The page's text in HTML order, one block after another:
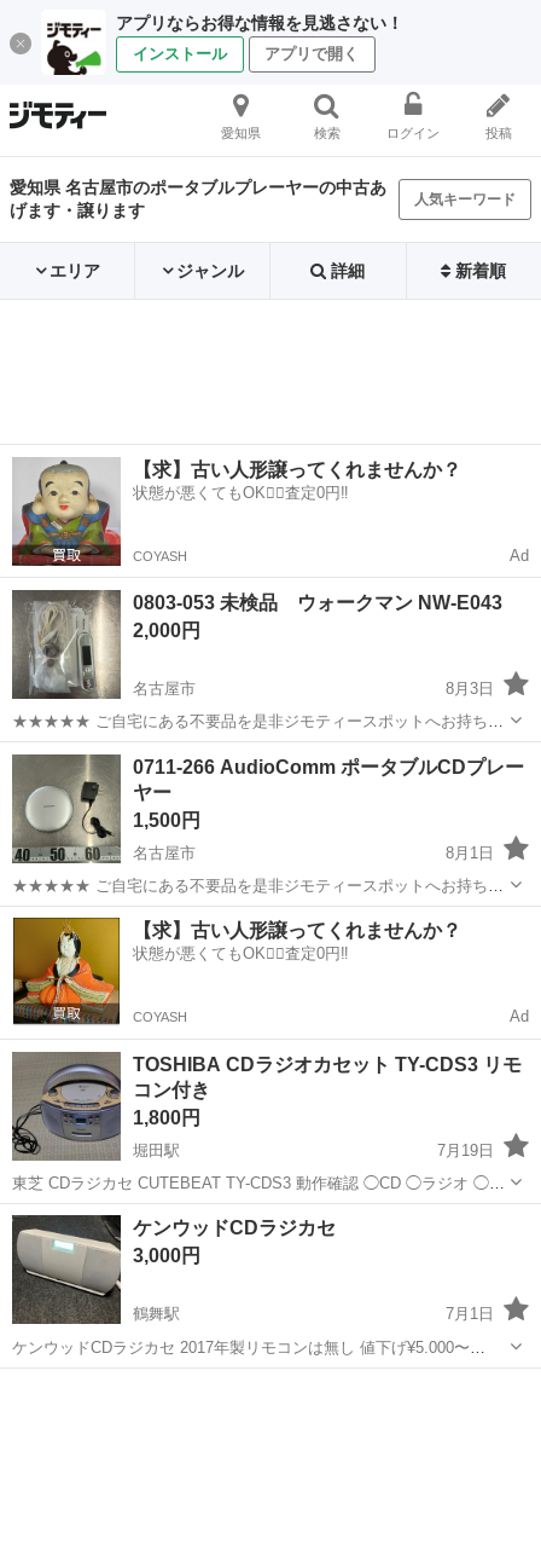
アプリならお得な情報を見逃さない！
インストール アプリで開く
愛知県 検索 ログイン 投稿
愛知県 名古屋市のポータブルプレーヤーの中古あ
げます・譲ります
人気キーワード
エリア ジャンル 詳細 新着順
【求】古い人形譲ってくれませんか？
状態が悪くてもOK🙆‍♀️査定0円‼️
COYASH Ad
0803-053 未検品 ウォークマン NW-E043
2,000円
名古屋市
8月3日
★★★★★ ご自宅にある不要品を是非ジモティースポットへお持ち込
みしませんか？ 家電、趣味・スポーツ・レジャー用品、こども用品、
衣料服飾品、生活雑貨、家具、本、CD・DVDなどが無料でまとめて持
ち込めます！ ※詳細はこ...
愛知 名古屋市
0711-266 AudioComm ポータブルCDプレー
ヤー
1,500円
名古屋市
8月1日
★★★★★ ご自宅にある不要品を是非ジモティースポットへお持ち込
みしませんか？ 家電、趣味・スポーツ・レジャー用品、こども用品、
衣料服飾品、生活雑貨、家具、本、CD・DVDなどが無料でまとめて持
ち込めます！ ※詳細はこ...
愛知 名古屋市 ポータブルプレーヤー 現地
【求】古い人形譲ってくれませんか？
状態が悪くてもOK🙆‍♀️査定0円‼️
COYASH Ad
TOSHIBA CDラジオカセット TY-CDS3 リモ
コン付き
1,800円
堀田駅
7月19日
東芝 CDラジカセ CUTEBEAT TY-CDS3 動作確認 ◯CD ◯ラジオ ◯リ
モコン ☓カセット（少し鳴りましたが、使えないと思います。） CD、
ラジオについては問題なく使えることを確認しております。 外観は
下...
愛知 名古屋市 堀田駅
ケンウッドCDラジカセ
3,000円
鶴舞駅
7月1日
ケンウッドCDラジカセ 2017年製リモコンは無し 値下げ¥5.000〜
¥3.000 使用頻度が少ないので出展